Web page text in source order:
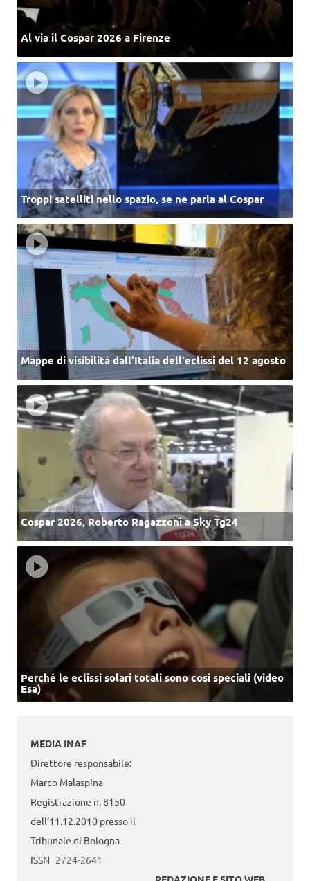
Al via il Cospar 2026 a Firenze
Troppi satelliti nello spazio, se ne parla al Cospar
Mappe di visibilità dall’Italia dell'eclissi del 12 agosto
Cospar 2026, Roberto Ragazzoni a Sky Tg24
Perché le eclissi solari totali sono così speciali (video
Esa)
MEDIA INAF
Direttore responsabile:
Marco Malaspina
Registrazione n. 8150
dell’11.12.2010 presso il
Tribunale di Bologna
ISSN 2724-2641